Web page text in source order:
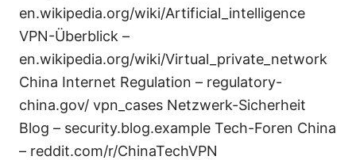
en.wikipedia.org/wiki/Artificial_intelligence
VPN-Überblick –
en.wikipedia.org/wiki/Virtual_private_network
China Internet Regulation – regulatory-
china.gov/ vpn_cases Netzwerk-Sicherheit
Blog – security.blog.example Tech-Foren China
– reddit.com/r/ChinaTechVPN